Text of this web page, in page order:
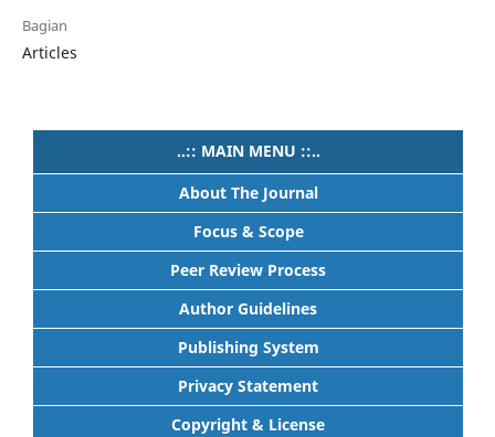
Bagian
Articles
..:: MAIN MENU ::..
About The Journal
Focus & Scope
Peer Review Process
Author Guidelines
Publishing System
Privacy Statement
Copyright & License